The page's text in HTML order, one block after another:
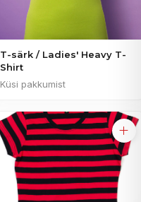
T-särk / Ladies' Heavy T-
Shirt
Küsi pakkumist